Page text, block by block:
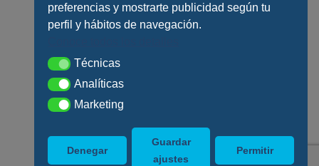
preferencias y mostrarte publicidad según tu
perfil y hábitos de navegación.
TécnicasTécnicas
AnalíticasAnalíticas
MarketingMarketing
Denegar
Guardar
ajustes
Permitir